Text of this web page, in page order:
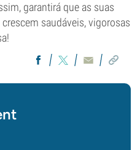
garantirá que as suas
saudáveis, vigorosas